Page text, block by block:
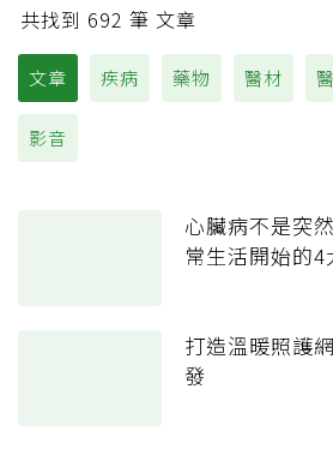
共找到 692 筆 文章
文章 疾病 藥物 醫材
影音
心臟病不是突
常生活開始的
打造溫暖照護
發